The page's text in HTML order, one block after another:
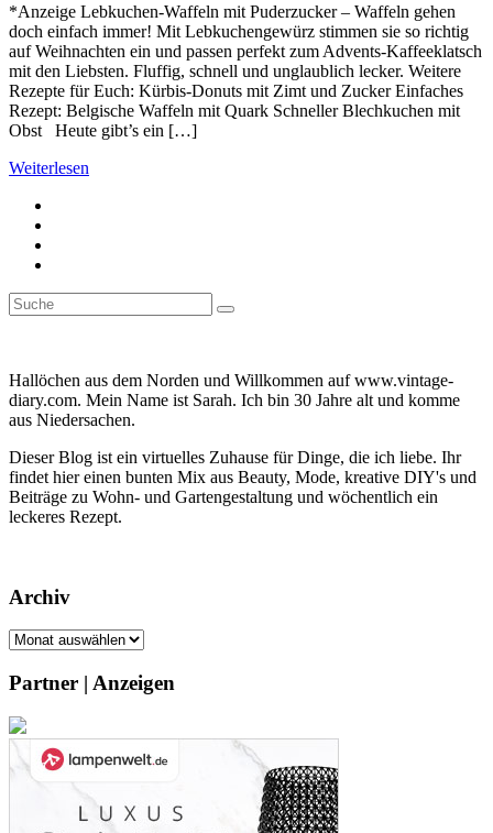
*Anzeige Lebkuchen-Waffeln mit Puderzucker – Waffeln gehen
doch einfach immer! Mit Lebkuchengewürz stimmen sie so richtig
auf Weihnachten ein und passen perfekt zum Advents-Kaffeeklatsch
mit den Liebsten. Fluffig, schnell und unglaublich lecker. Weitere
Rezepte für Euch: Kürbis-Donuts mit Zimt und Zucker Einfaches
Rezept: Belgische Waffeln mit Quark Schneller Blechkuchen mit
Obst Heute gibt’s ein […]
Weiterlesen
Suche
nach:
Suche
Hallöchen aus dem Norden und Willkommen auf www.vintage-
diary.com. Mein Name ist Sarah. Ich bin 30 Jahre alt und komme
aus Niedersachen.
Dieser Blog ist ein virtuelles Zuhause für Dinge, die ich liebe. Ihr
findet hier einen bunten Mix aus Beauty, Mode, kreative DIY's und
Beiträge zu Wohn- und Gartengestaltung und wöchentlich ein
leckeres Rezept.
Archiv
Archiv
Partner | Anzeigen